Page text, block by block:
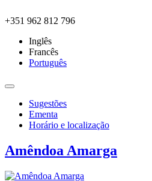
+351 962 812 796
Inglês
Francês
Português
Sugestões
Ementa
Horário e localização
Amêndoa Amarga